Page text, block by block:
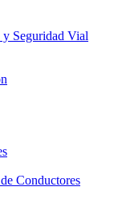
Seguridad Vial
Conductores